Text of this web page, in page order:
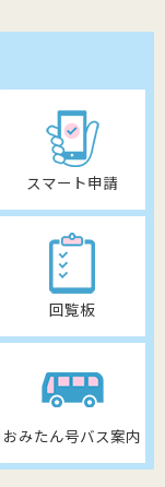
スマート申請
回覧板
おみたん号バス案内